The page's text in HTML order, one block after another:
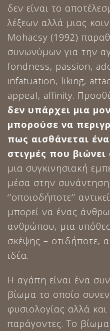
δεν είναι το
λέξεων αλλά μιας
Mohacsy (1992)
συνωνύμων για την
fondness, passion,
infatuation, liking,
appeal, affinity.
δεν υπάρχει μια
μπορούσε να
πως αισθάνεται
στιγμές που
μια συγκινησιακή
μέσα στην
‘’οποιοδήποτε’’
μπορεί να ένας
ανθρώπου, μια
σκέψης – οτιδήποτε,
ιδέα.
Η αγάπη είναι ένα
βίωμα το οποίο
φυσιολογίας αλλά
παράγοντες. Το